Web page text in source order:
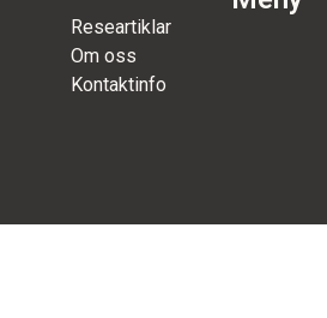
Researtiklar
Om oss
Kontaktinfo